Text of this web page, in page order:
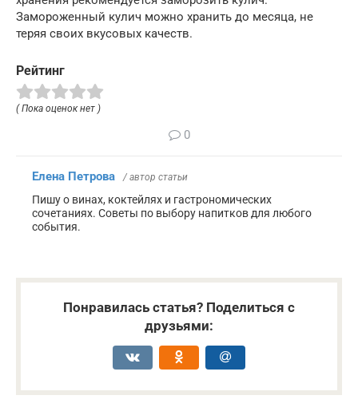
Замороженный кулич можно хранить до месяца, не
теряя своих вкусовых качеств.
Рейтинг
( Пока оценок нет )
0
Елена Петрова / автор статьи
Пишу о винах, коктейлях и гастрономических
сочетаниях. Советы по выбору напитков для любого
события.
Понравилась статья? Поделиться с
друзьями: